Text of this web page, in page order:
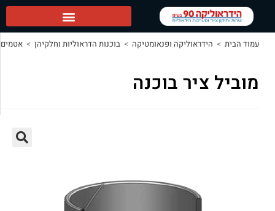
> בוכנות הדראוליות וחלקיהן אטמים הידראוליים > מוביל ציר בוכנה